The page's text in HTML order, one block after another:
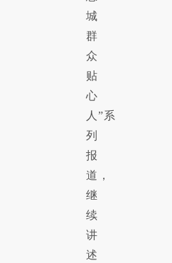
城
群
众
贴
心
人”系
列
报
道，
继
续
讲
述